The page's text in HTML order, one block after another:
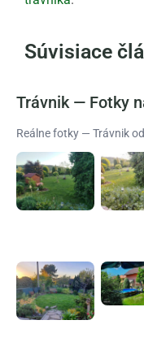
Súvisiace
Trávnik — Fotky
Reálne fotky — Trávnik